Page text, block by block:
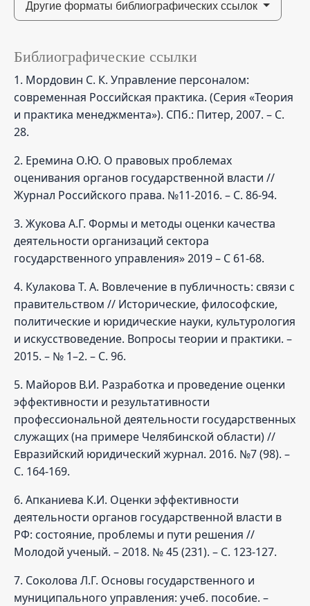
Другие форматы библиографических ссылок
Библиографические ссылки
1. Мордовин С. К. Управление персоналом:
современная Российская практика. (Серия «Теория
и практика менеджмента»). СПб.: Питер, 2007. – С.
28.
2. Еремина О.Ю. О правовых проблемах
оценивания органов государственной власти //
Журнал Российского права. №11-2016. – С. 86-94.
3. Жукова А.Г. Формы и методы оценки качества
деятельности организаций сектора
государственного управления» 2019 – С 61-68.
4. Кулакова Т. А. Вовлечение в публичность: связи с
правительством // Исторические, философские,
политические и юридические науки, культурология
и искусствоведение. Вопросы теории и практики. –
2015. – № 1–2. – С. 96.
5. Майоров В.И. Разработка и проведение оценки
эффективности и результативности
профессиональной деятельности государственных
служащих (на примере Челябинской области) //
Евразийский юридический журнал. 2016. №7 (98). –
С. 164-169.
6. Апканиева К.И. Оценки эффективности
деятельности органов государственной власти в
РФ: состояние, проблемы и пути решения //
Молодой ученый. – 2018. № 45 (231). – С. 123-127.
7. Соколова Л.Г. Основы государственного и
муниципального управления: учеб. пособие. –